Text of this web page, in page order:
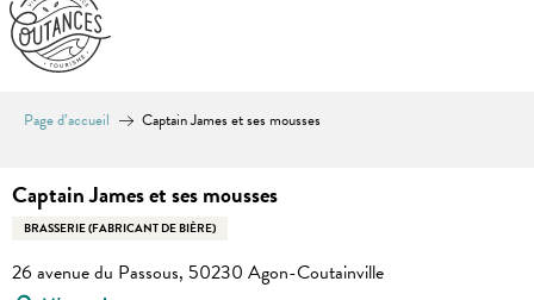
Page d’accueil Captain James et ses mousses
Captain James et ses mousses
BRASSERIE (FABRICANT DE BIÈRE)
26 avenue du Passous, 50230 Agon-Coutainville